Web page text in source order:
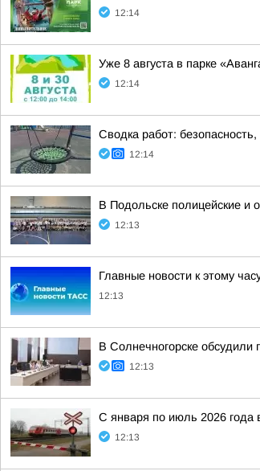
12:14
Уже 8 августа в парке
12:14
Сводка работ:
12:14
В Подольске полицейские и
12:13
Главные новости к этому
12:13
В Солнечногорске обсудили
12:13
С января по июль 2026 года
12:13